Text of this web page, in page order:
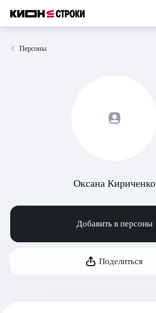
Персоны
Оксана Кириченко
Добавить в персоны
Поделиться